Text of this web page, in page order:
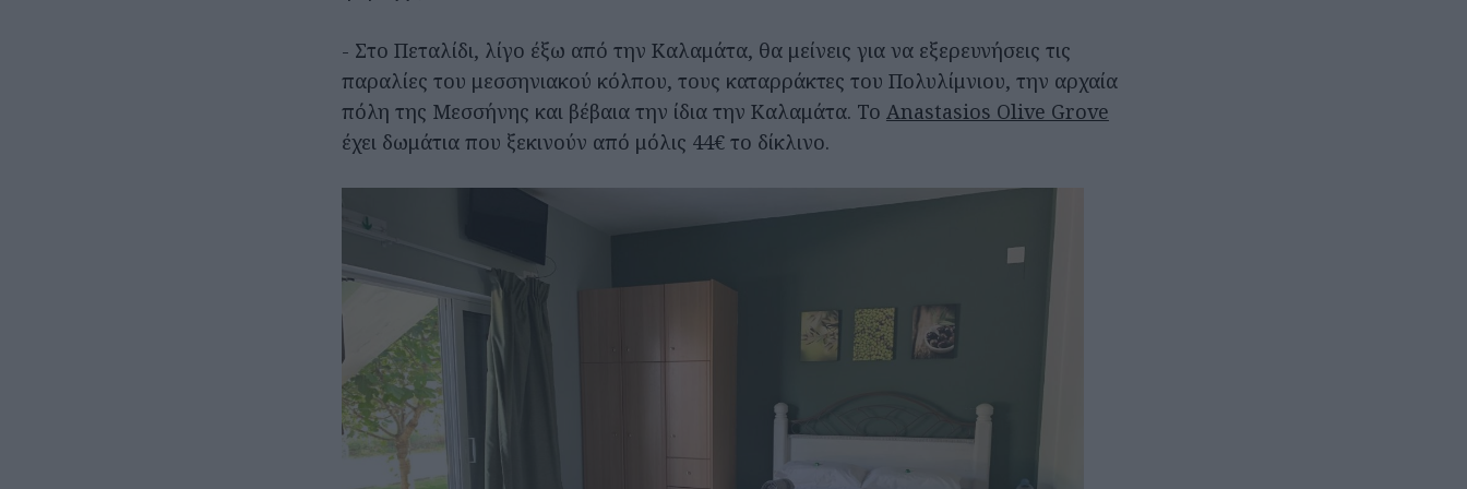
- Στο Πεταλίδι, λίγο έξω από την Καλαμάτα, θα μείνεις για να εξερευνήσεις τις
παραλίες του μεσσηνιακού κόλπου, τους καταρράκτες του Πολυλίμνιου, την αρχαία
πόλη της Μεσσήνης και βέβαια την ίδια την Καλαμάτα. Το Anastasios Olive Grove
έχει δωμάτια που ξεκινούν από μόλις 44€ το δίκλινο.